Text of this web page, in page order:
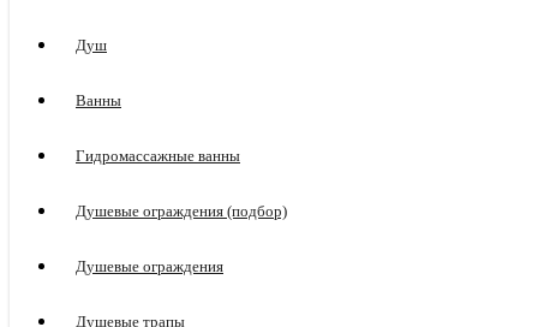
Душ
Ванны
Гидромассажные ванны
Душевые ограждения (подбор)
Душевые ограждения
Душевые трапы